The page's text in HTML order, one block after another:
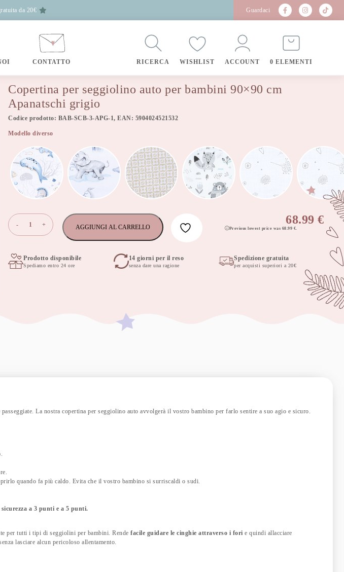
da 20€ Guardaci
CONTATTO RICERCA WISHLIST ACCOUNT 0 ELEMENTI
Copertina per seggiolino auto per bambini 90×90 cm
Apanatschi grigio
Codice prodotto: BAB-SCB-3-APG-1, EAN: 5904024521532
Modello diverso
-
Copertina
per
bambini
+ AGGIUNGI AL CARRELLO
68.99€
Previous lowest price was 68.99 €.
Prodotto disponibile
Spediamo entro 24 ore
14 giorni per il reso
senza dare una ragione
Spedizione gratuita
per acquisti superiori a 20€
La nostra copertina per seggiolino auto avvolgerà il vostro bambino per farlo sentire a suo agio e sicuro.
quando fa più caldo. Evita che il vostro bambino si surriscaldi o sudi.
a 3 punti e a 5 punti.
per tutti i tipi di seggiolini per bambini. Rendefacile guidare le cinghie attraverso i forie quindi allacciare
lasciare alcun pericoloso allentamento.